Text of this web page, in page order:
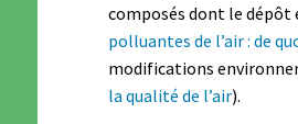
composés dont le
polluantes de l’air : de
modifications
la qualité de l’air).